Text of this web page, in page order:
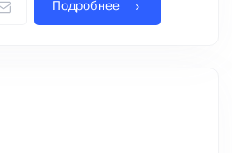
Подробнее